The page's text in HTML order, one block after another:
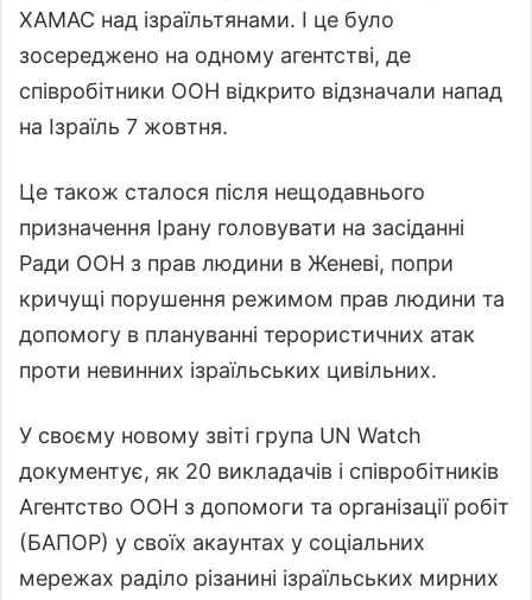
ХАМАС над ізраїльтянами. І це було
зосереджено на одному агентстві, де
співробітники ООН відкрито відзначали напад
на Ізраїль 7 жовтня.
Це також сталося після нещодавнього
призначення Ірану головувати на засіданні
Ради ООН з прав людини в Женеві, попри
кричущі порушення режимом прав людини та
допомогу в плануванні терористичних атак
проти невинних ізраїльських цивільних.
У своєму новому звіті група UN Watch
документує, як 20 викладачів і співробітників
Агентство ООН з допомоги та організації робіт
(БАПОР) у своїх акаунтах у соціальних
мережах раділо різанині ізраїльських мирних